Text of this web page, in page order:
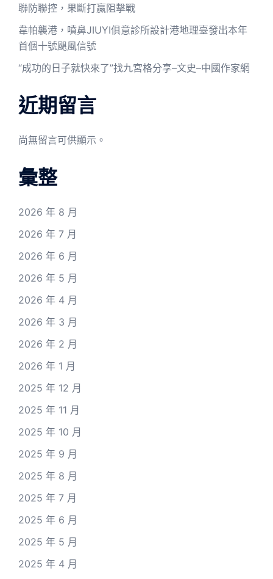
聯防聯控，果斷打贏阻擊戰
韋帕襲港，噴鼻JIUYI俱意診所設計港地理臺發出本年
首個十號颶風信號
“成功的日子就快來了”找九宮格分享–文史–中國作家網
近期留言
尚無留言可供顯示。
彙整
2026 年 8 月
2026 年 7 月
2026 年 6 月
2026 年 5 月
2026 年 4 月
2026 年 3 月
2026 年 2 月
2026 年 1 月
2025 年 12 月
2025 年 11 月
2025 年 10 月
2025 年 9 月
2025 年 8 月
2025 年 7 月
2025 年 6 月
2025 年 5 月
2025 年 4 月